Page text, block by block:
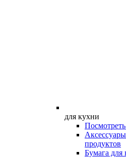
для кухни
продуктов
Бумага для